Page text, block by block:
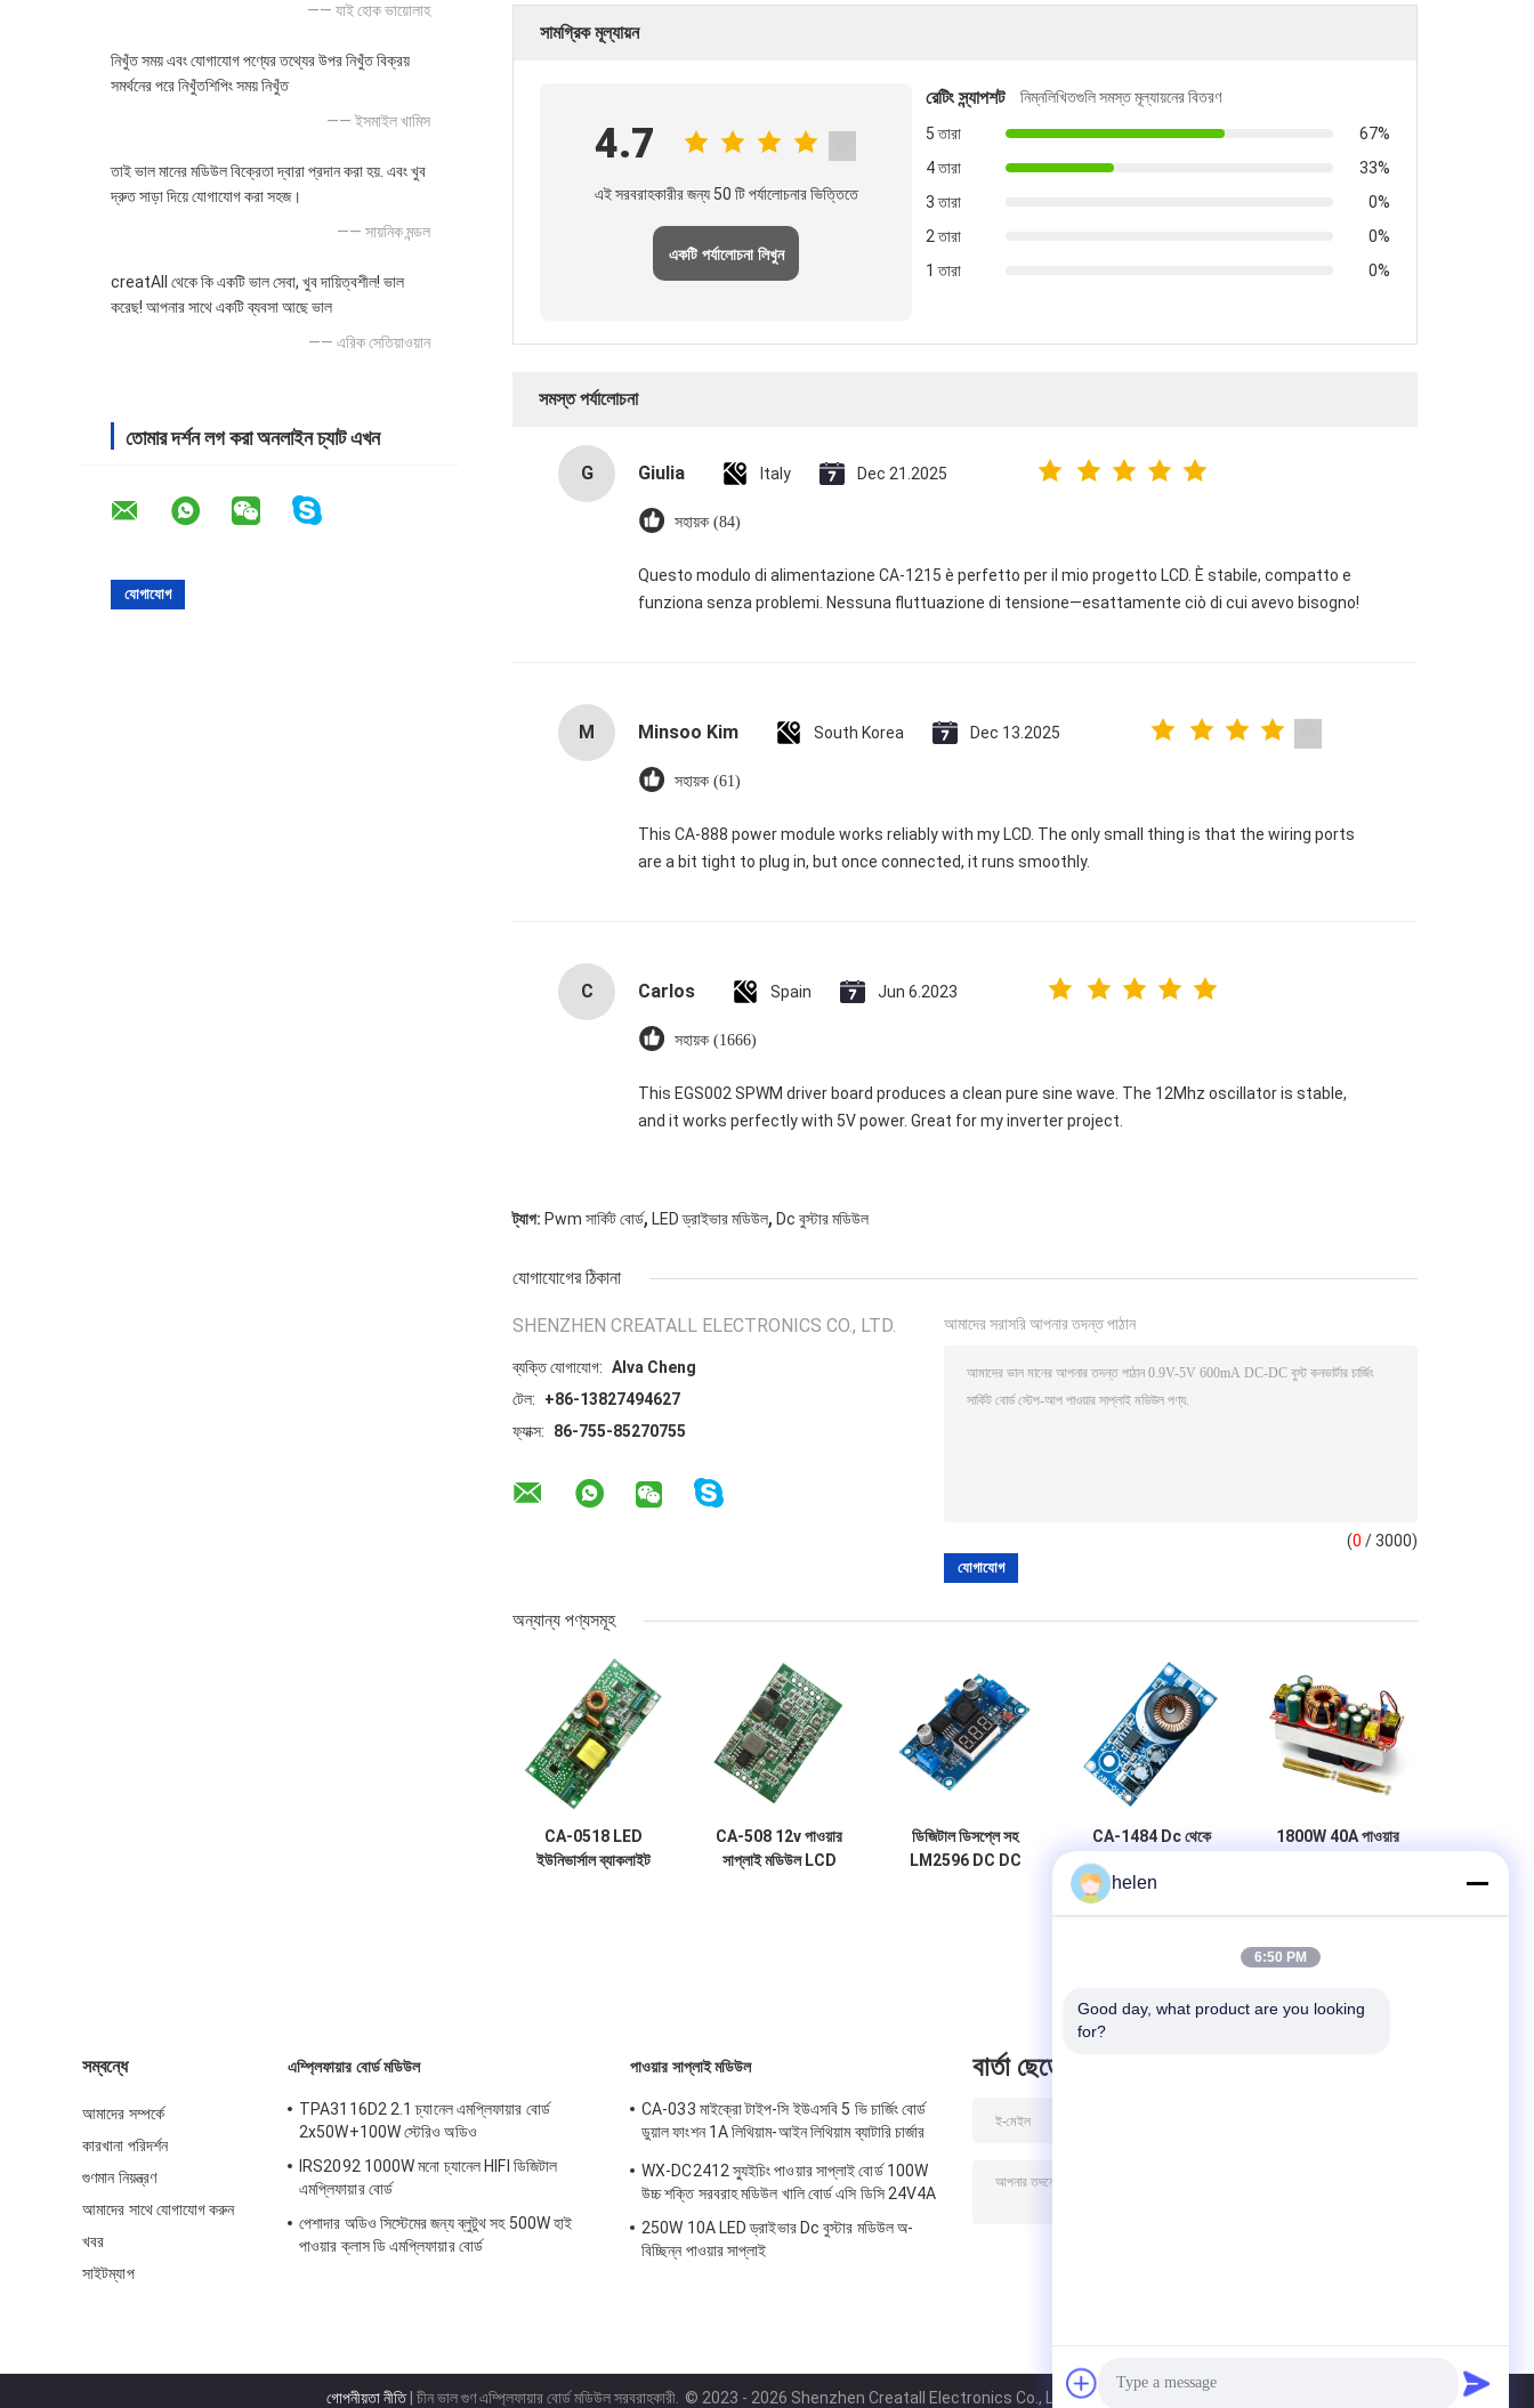
—— যাই হোক ভায়োলাহ
নিখুঁত সময় এবং যোগাযোগ পণ্যের তথ্যের উপর নিখুঁত বিক্রয়
সমর্থনের পরে নিখুঁতশিপিং সময় নিখুঁত
—— ইসমাইল খামিস
তাই ভাল মানের মডিউল বিক্রেতা দ্বারা প্রদান করা হয়. এবং খুব
দ্রুত সাড়া দিয়ে যোগাযোগ করা সহজ।
—— সায়নিক মন্ডল
creatAll থেকে কি একটি ভাল সেবা, খুব দায়িত্বশীল! ভাল
করেছ! আপনার সাথে একটি ব্যবসা আছে ভাল
—— এরিক সেতিয়াওয়ান
তোমার দর্শন লগ করা অনলাইন চ্যাট এখন
সামগ্রিক মূল্যায়ন
4.7
এই সরবরাহকারীর জন্য 50 টি পর্যালোচনার ভিত্তিতে
একটি পর্যালোচনা লিখুন
রেটিং স্ন্যাপশট
নিম্নলিখিতগুলি সমস্ত মূল্যায়নের বিতরণ
5 তারা
67%
4 তারা
33%
3 তারা
0%
2 তারা
0%
1 তারা
0%
সমস্ত পর্যালোচনা
G Giulia Italy Dec 21.2025
সহায়ক (84)
Questo modulo di alimentazione CA-1215 è perfetto per il mio progetto LCD. È stabile, compatto e
funziona senza problemi. Nessuna fluttuazione di tensione—esattamente ciò di cui avevo bisogno!
M Minsoo Kim South Korea Dec 13.2025
সহায়ক (61)
This CA-888 power module works reliably with my LCD. The only small thing is that the wiring ports
are a bit tight to plug in, but once connected, it runs smoothly.
C Carlos Spain Jun 6.2023
সহায়ক (1666)
This EGS002 SPWM driver board produces a clean pure sine wave. The 12Mhz oscillator is stable,
and it works perfectly with 5V power. Great for my inverter project.
ট্যাগ: Pwm সার্কিট বোর্ড, LED ড্রাইভার মডিউল, Dc বুস্টার মডিউল
যোগাযোগের ঠিকানা
SHENZHEN CREATALL ELECTRONICS CO., LTD.
ব্যক্তি যোগাযোগ: Alva Cheng
টেল:
+86-13827494627
ফ্যাক্স:
86-755-85270755
আমাদের সরাসরি আপনার তদন্ত পাঠান
(0 / 3000)
অন্যান্য পণ্যসমূহ
CA-0518 LED
ইউনিভার্সাল ব্যাকলাইট
CA-508 12v পাওয়ার
সাপ্লাই মডিউল LCD
ডিজিটাল ডিসপ্লে সহ
LM2596 DC DC
CA-1484 Dc থেকে
Dc স্টেপ ডাউন মডিউল
পিসিবি সার্কিট বোর্ড 10-
1800W 40A পাওয়ার
সম্বন্ধে
আমাদের সম্পর্কে
কারখানা পরিদর্শন
গুণমান নিয়ন্ত্রণ
আমাদের সাথে যোগাযোগ করুন
খবর
সাইটম্যাপ
এম্প্লিফায়ার বোর্ড মডিউল
TPA3116D2 2.1 চ্যানেল এমপ্লিফায়ার বোর্ড
2x50W+100W স্টেরিও অডিও
IRS2092 1000W মনো চ্যানেল HIFI ডিজিটাল
এমপ্লিফায়ার বোর্ড
পেশাদার অডিও সিস্টেমের জন্য ব্লুটুথ সহ 500W হাই
পাওয়ার ক্লাস ডি এমপ্লিফায়ার বোর্ড
পাওয়ার সাপ্লাই মডিউল
CA-033 মাইক্রো টাইপ-সি ইউএসবি 5 ভি চার্জিং বোর্ড
ডুয়াল ফাংশন 1A লিথিয়াম-আইন লিথিয়াম ব্যাটারি চার্জার
WX-DC2412 স্যুইচিং পাওয়ার সাপ্লাই বোর্ড 100W
উচ্চ শক্তি সরবরাহ মডিউল খালি বোর্ড এসি ডিসি 24V4A
250W 10A LED ড্রাইভার Dc বুস্টার মডিউল অ-
বিচ্ছিন্ন পাওয়ার সাপ্লাই
বার্তা ছেড়ে
গোপনীয়তা নীতি| চীন ভাল গুণ এম্প্লিফায়ার বোর্ড মডিউল সরবরাহকারী. © 2023 - 2026 Shenzhen Creatall Electronics Co., Ltd.. All Rights Reserved.
helen
6:50 PM
Good day, what product are you looking
for?